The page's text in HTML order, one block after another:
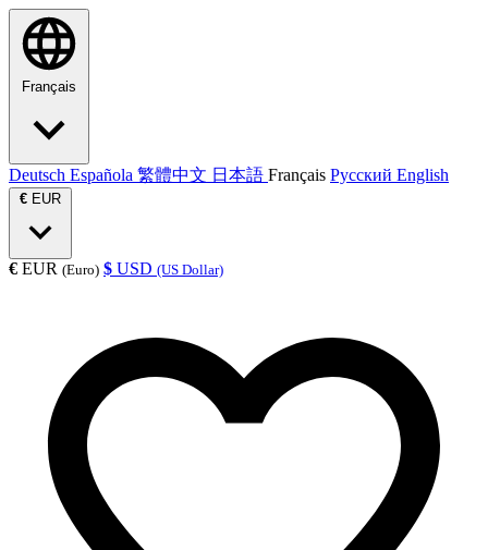
Français
Deutsch Española 繁體中文 日本語 Français Русский English
€ EUR
€ EUR (Euro) $ USD (US Dollar)